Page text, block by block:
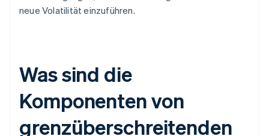
neue Volatilität einzuführen.
Was sind die
Komponenten von
grenzüberschreitenden